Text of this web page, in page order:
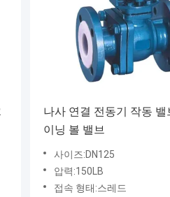
나사 연결 전동기 작동 밸
이닝 볼 밸브
사이즈:DN125
압력:150LB
접속 형태:스레드